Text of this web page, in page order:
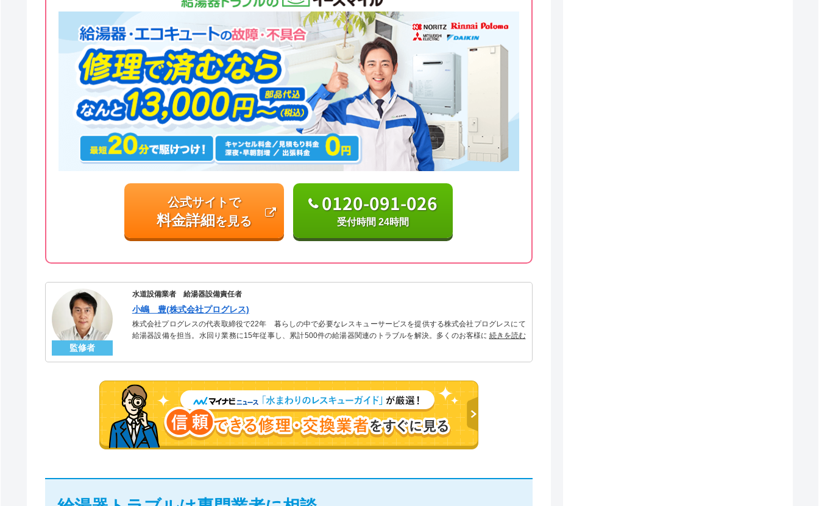
公式サイトで
料金詳細を見る
0120-091-026
受付時間 24時間
監修者
水道設備業者 給湯器設備責任者
小嶋 豊(株式会社プログレス)
株式会社プログレスの代表取締役で22年 暮らしの中で必要なレスキューサービスを提供する株式会社プログレスにて
給湯器設備を担当。水回り業務に15年従事し、累計500件の給湯器関連のトラブルを解決。多くのお客様に信頼される
続きを読む